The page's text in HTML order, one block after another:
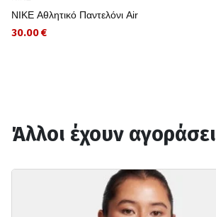
NIKE Αθλητικό Παντελόνι Air
30.00 €
Άλλοι έχουν αγοράσει